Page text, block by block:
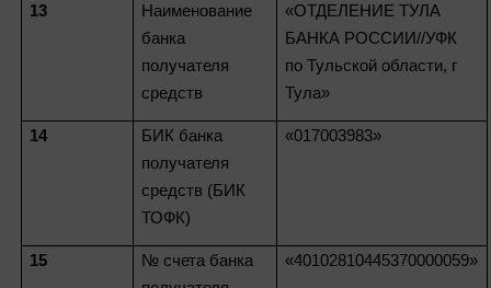
13
Наименование
банка
получателя
средств
«ОТДЕЛЕНИЕ ТУЛА
БАНКА РОССИИ//УФК
по Тульской области, г
Тула»
14
БИК банка
получателя
средств (БИК
ТОФК)
«017003983»
15
№ счета банка
«40102810445370000059»